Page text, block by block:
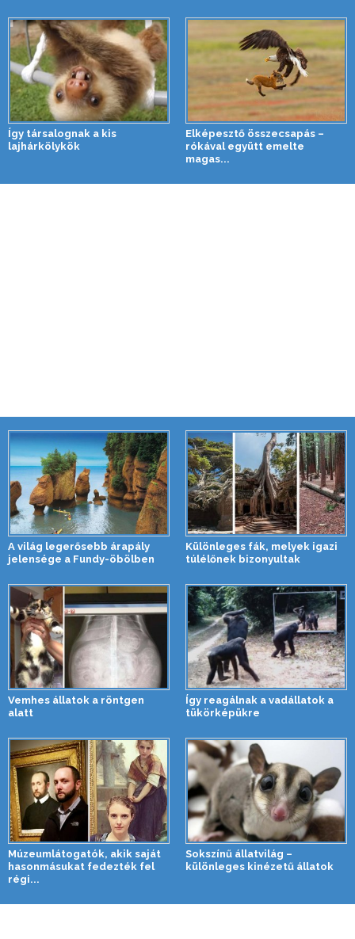
Így társalognak a kis
lajhárkölykök
Elképesztő összecsapás –
rókával együtt emelte
magas...
A világ legerősebb árapály
jelensége a Fundy-öbölben
Különleges fák, melyek igazi
túlélőnek bizonyultak
Vemhes állatok a röntgen
alatt
Így reagálnak a vadállatok a
tükörképükre
Múzeumlátogatók, akik saját
hasonmásukat fedezték fel
régi...
Sokszínű állatvilág –
különleges kinézetű állatok